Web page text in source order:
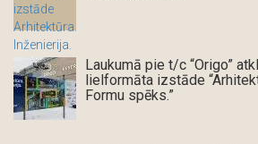
Laukumā pie t/c “Origo”
lielformāta izstāde
Formu spēks.”